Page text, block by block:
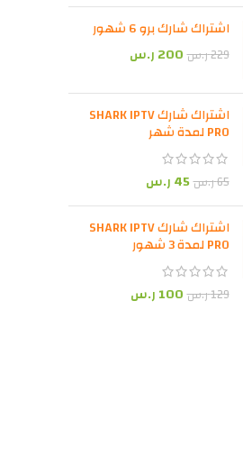
اشتراك شارك برو 6 شهور
229ر.س200ر.س
اشتراك شارك SHARK IPTV
PRO لمدة شهر
65ر.س45ر.س
اشتراك شارك SHARK IPTV
PRO لمدة 3 شهور
129ر.س100ر.س